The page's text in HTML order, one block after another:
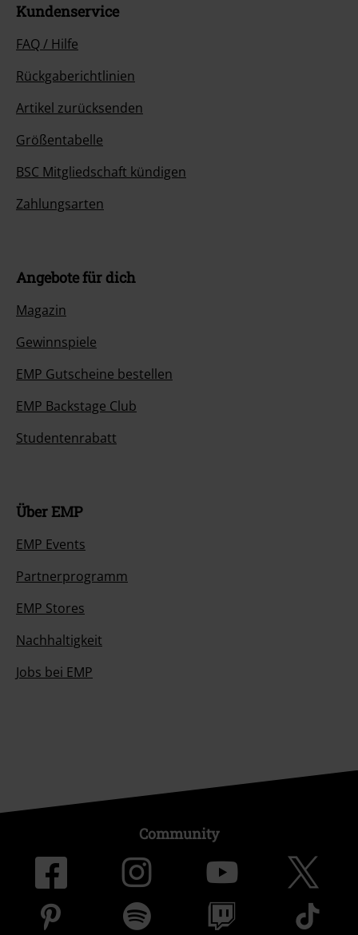
Kundenservice
FAQ / Hilfe
Rückgaberichtlinien
Artikel zurücksenden
Größentabelle
BSC Mitgliedschaft kündigen
Zahlungsarten
Angebote für dich
Magazin
Gewinnspiele
EMP Gutscheine bestellen
EMP Backstage Club
Studentenrabatt
Über EMP
EMP Events
Partnerprogramm
EMP Stores
Nachhaltigkeit
Jobs bei EMP
Community